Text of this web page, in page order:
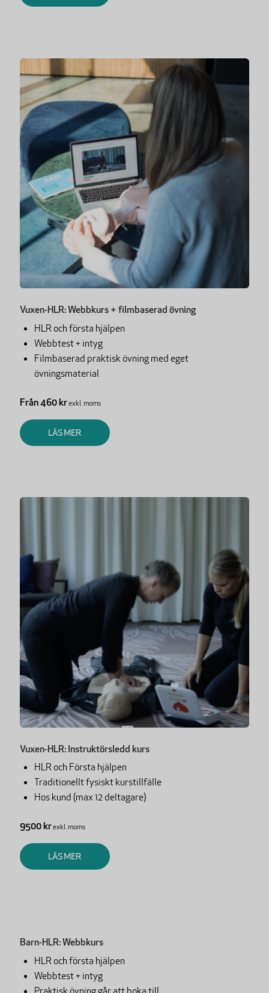
Vuxen-HLR: Webbkurs + filmbaserad övning
HLR och första hjälpen
Webbtest + intyg
Filmbaserad praktisk övning med eget
övningsmaterial
Från 460 krexkl. moms
LÄS MER
Vuxen-HLR: Instruktörsledd kurs
HLR och Första hjälpen
Traditionellt fysiskt kurstillfälle
Hos kund (max 12 deltagare)
9500 krexkl. moms
LÄS MER
Barn-HLR: Webbkurs
HLR och första hjälpen
Webbtest + intyg